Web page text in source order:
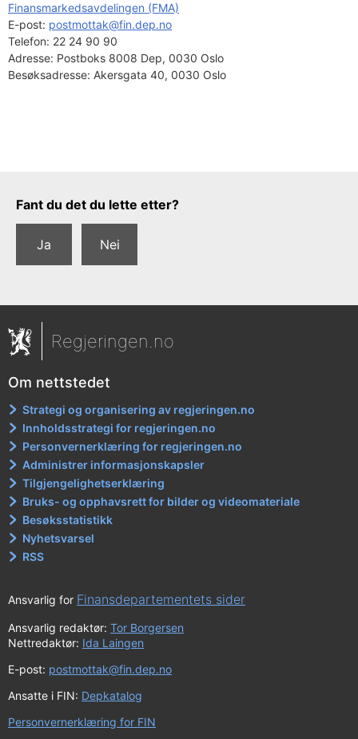
Finansmarkedsavdelingen (FMA)
E-post: postmottak@fin.dep.no
Telefon: 22 24 90 90
Adresse: Postboks 8008 Dep, 0030 Oslo
Besøksadresse: Akersgata 40, 0030 Oslo
Tilbakemeldingsskjema
Fant du det du lette etter?
Ja Nei
Regjeringen.no
Om nettstedet
Strategi og organisering av regjeringen.no
Innholdsstrategi for regjeringen.no
Personvernerklæring for regjeringen.no
Administrer informasjonskapsler
Tilgjengelighetserklæring
Bruks- og opphavsrett for bilder og videomateriale
Besøksstatistikk
Nyhetsvarsel
RSS
Ansvarlig for Finansdepartementets sider
Ansvarlig redaktør: Tor Borgersen
Nettredaktør: Ida Laingen
E-post: postmottak@fin.dep.no
Ansatte i FIN: Depkatalog
Personvernerklæring for FIN